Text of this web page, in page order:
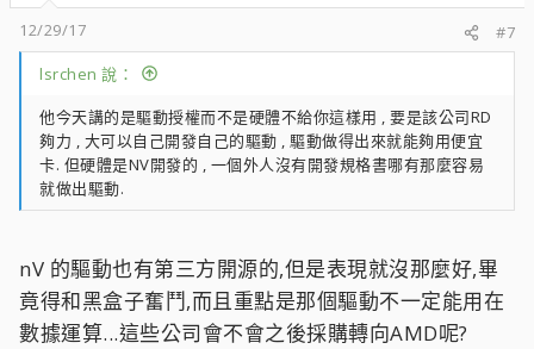
12/29/17
#7
lsrchen 說：
他今天講的是驅動授權而不是硬體不給你這樣用 , 要是該公司RD
夠力 , 大可以自己開發自己的驅動 , 驅動做得出來就能夠用便宜
卡. 但硬體是NV開發的 , 一個外人沒有開發規格書哪有那麼容易
就做出驅動.
nV 的驅動也有第三方開源的,但是表現就沒那麼好,畢
竟得和黑盒子奮鬥,而且重點是那個驅動不一定能用在
數據運算...這些公司會不會之後採購轉向AMD呢?